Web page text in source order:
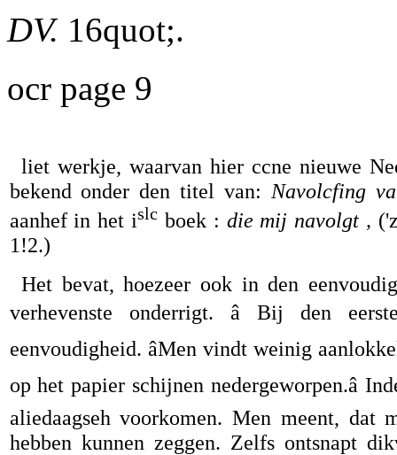
DV. 16quot;.
ocr page 9
liet werkje, waarvan hier ccne nieuwe
bekend onder den titel van: Navolcfing
aanhef in het islc boek : die mij navolgt ,
1!2.)
Het bevat, hoezeer ook in den
verhevenste onderrigt. â Bij den
eenvoudigheid. âMen vindt weinig
op het papier schijnen nedergeworpen.â
aliedaagseh voorkomen. Men meent,
hebben kunnen zeggen. Zelfs ontsnapt